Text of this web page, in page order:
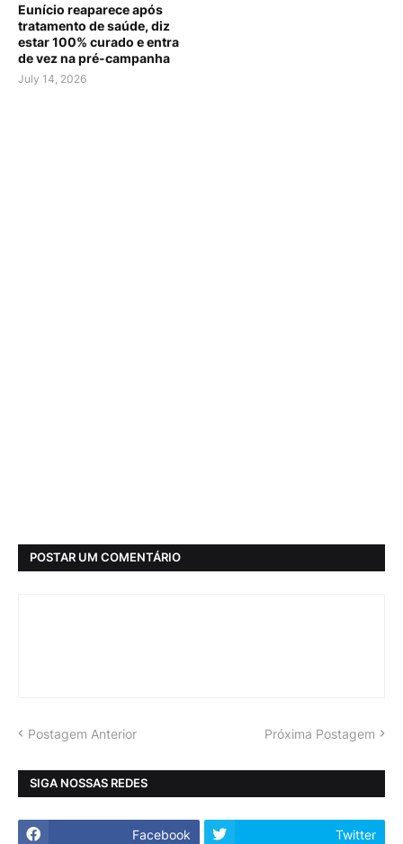
Eunício reaparece após
tratamento de saúde, diz
estar 100% curado e entra
de vez na pré-campanha
July 14, 2026
POSTAR UM COMENTÁRIO
Postagem Anterior Próxima Postagem
SIGA NOSSAS REDES
Facebook Twitter